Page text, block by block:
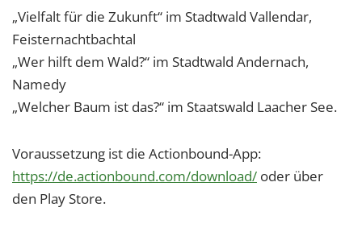
„Vielfalt für die Zukunft“ im Stadtwald Vallendar,
Feisternachtbachtal
„Wer hilft dem Wald?“ im Stadtwald Andernach,
Namedy
„Welcher Baum ist das?“ im Staatswald Laacher See.
Voraussetzung ist die Actionbound-App:
https://de.actionbound.com/download/ oder über
den Play Store.